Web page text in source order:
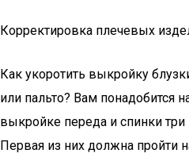
Корректировка плечевых
Как укоротить выкройку
или пальто? Вам понадобится
выкройке переда и спинки
Первая из них должна пройти